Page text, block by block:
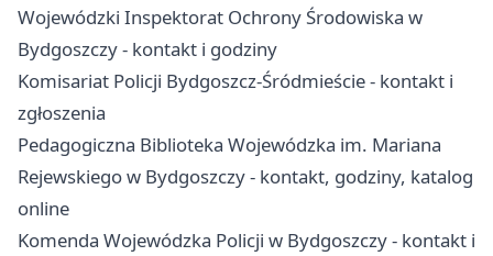
Wojewódzki Inspektorat Ochrony Środowiska w
Bydgoszczy - kontakt i godziny
Komisariat Policji Bydgoszcz-Śródmieście - kontakt i
zgłoszenia
Pedagogiczna Biblioteka Wojewódzka im. Mariana
Rejewskiego w Bydgoszczy - kontakt, godziny, katalog
online
Komenda Wojewódzka Policji w Bydgoszczy - kontakt i